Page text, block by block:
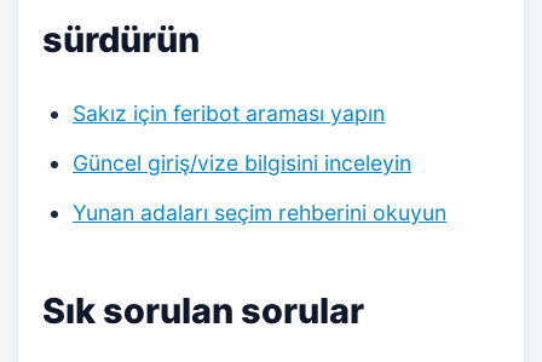
sürdürün
Sakız için feribot araması yapın
Güncel giriş/vize bilgisini inceleyin
Yunan adaları seçim rehberini okuyun
Sık sorulan sorular